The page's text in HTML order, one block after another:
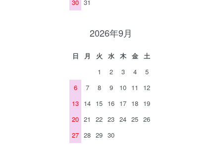
30 31
2026年9月
日 月 火 水 木 金
土
1
2 3 4
5
6
7 8 9 10 11
12
13 14 15 16 17 18 19
20 21 22 23 24 25 26
27 28 29 30